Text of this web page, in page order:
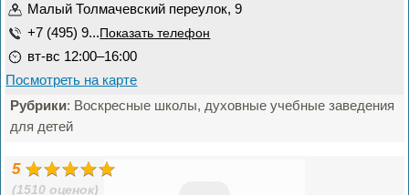
Малый Толмачевский переулок, 9
+7 (495) 9... Показать телефон
вт-вс 12:00–16:00
Посмотреть на карте
Рубрики: Воскресные школы, духовные учебные заведения
для детей
5
(1510 оценок)